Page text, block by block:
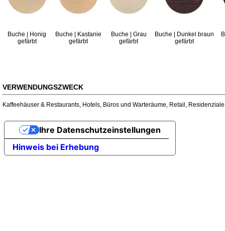
Buche | Honig
gefärbt
Buche | Kastanie
gefärbt
Buche | Grau
gefärbt
Buche | Dunkel braun
gefärbt
VERWENDUNGSZWECK
Kaffeehäuser & Restaurants, Hotels, Büros und Warteräume, Retail , Residenziale
Hinweis bei Erhebung
Ihre Datenschutzeinstellungen